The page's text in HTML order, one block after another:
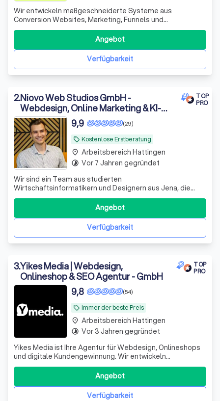
Wir entwickeln maßgeschneiderte Systeme aus
Conversion Websites, Marketing, Funnels und
Automationen für B2B-Dienstleister, die Besucher in
qualifizierte Leads und Kunden verwandeln.
Verfügbarkeit
Angebot
2.Niovo Web Studios GmbH -
Webdesign, Online Marketing & KI-
Automatisierung
TOP
PRO
local_offer Kostenlose Erstberatung
(29)
9,9
Wir sind ein Team aus studierten
Wirtschaftsinformatikern und Designern aus Jena, die
Unternehmen dabei unterstützen, sichtbarer zu werden
und neue Kunden zu gewinnen. Dabei setzen wir nicht nur
auf modernes Webdesign, sondern auch auf Online-
Marketing, KI-Technologien und clevere
Verfügbarkeit
Angebot
place Arbeitsbereich Hattingen
timelapse Vor 7 Jahren gegründet
3.Yikes Media | Webdesign,
Onlineshop & SEO Agentur - GmbH
TOP
PRO
local_offer Immer der beste Preis
(54)
9,8
Yikes Media ist Ihre Agentur für Webdesign, Onlineshops
und digitale Kundengewinnung. Wir entwickeln
professionelle Websites mit WordPress, Workflow, Figma
und Onepage sowie leistungsstarke Shopify und
WooCommerce Onlineshops, die gezielt Anfragen und
Umsatz steigern. Unser Fokus liegt auf SEO, Goo
Verfügbarkeit
Angebot
place Arbeitsbereich Hattingen
timelapse Vor 3 Jahren gegründet